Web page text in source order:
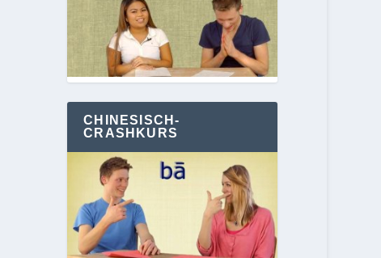
CHINESISCH-
CRASHKURS